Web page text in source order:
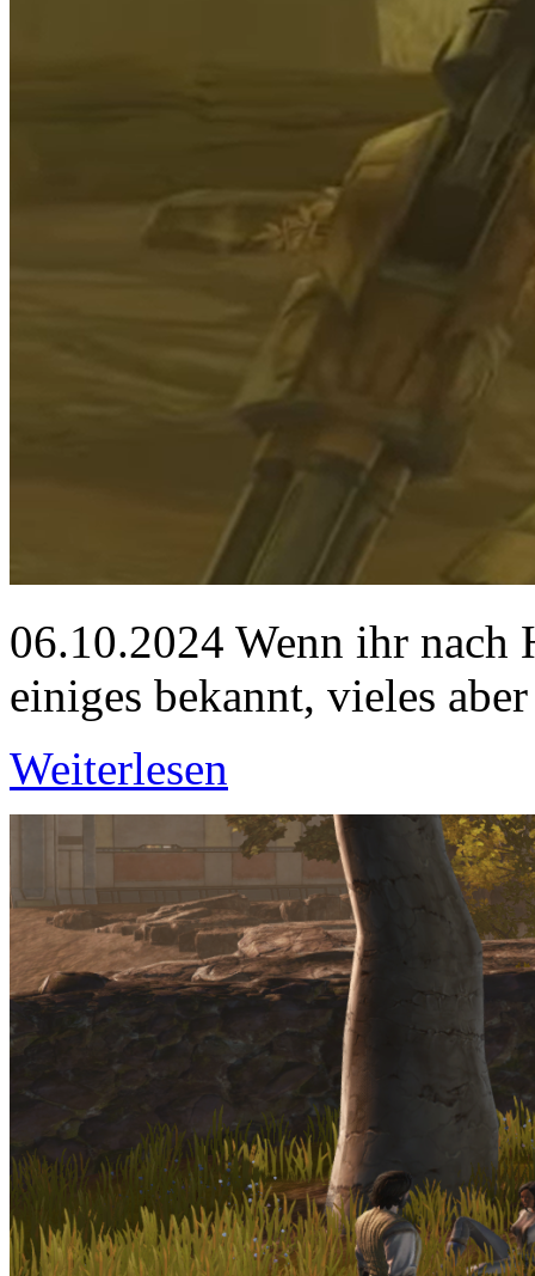
06.10.2024 Wenn ihr nach
einiges bekannt, vieles
Weiterlesen